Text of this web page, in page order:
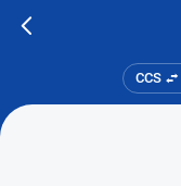
CCS